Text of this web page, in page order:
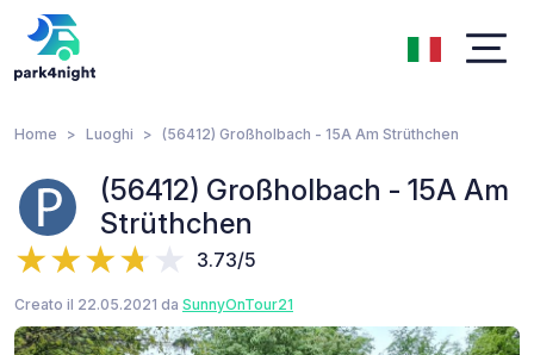
Home Luoghi (56412) Großholbach - 15A Am Strüthchen
(56412) Großholbach - 15A Am
Strüthchen
3.73/5
Creato il 22.05.2021 da SunnyOnTour21